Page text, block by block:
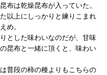
布は乾燥昆布が入っていた。
以上にしっかりと練りこまれ
め。
とした味わいなのだが、甘味
昆布と一緒に頂くと、味わい
普段の柿の種よりもこちらの